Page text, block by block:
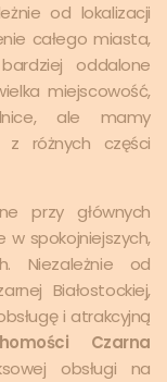
od lokalizacji
całego miasta,
oddalone
miejscowość,
ale mamy
z różnych części
przy głównych
w spokojniejszych,
Niezależnie od
Białostockiej,
i atrakcyjną
Czarna
obsługi na